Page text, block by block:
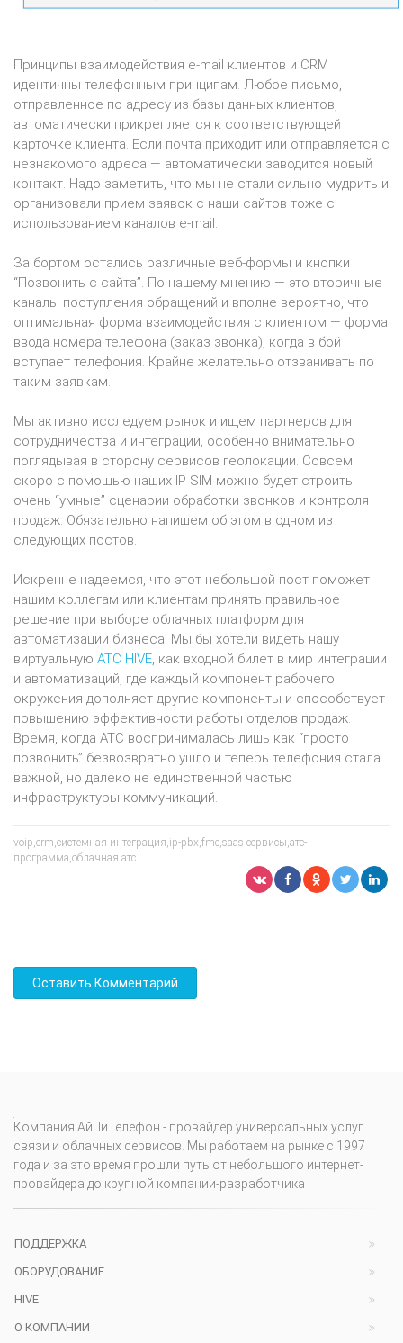
Принципы взаимодействия e-mail клиентов и CRM
идентичны телефонным принципам. Любое письмо,
отправленное по адресу из базы данных клиентов,
автоматически прикрепляется к соответствующей
карточке клиента. Если почта приходит или отправляется с
незнакомого адреса — автоматически заводится новый
контакт. Надо заметить, что мы не стали сильно мудрить и
организовали прием заявок с наши сайтов тоже с
использованием каналов e-mail.
За бортом остались различные веб-формы и кнопки
“Позвонить с сайта”. По нашему мнению — это вторичные
каналы поступления обращений и вполне вероятно, что
оптимальная форма взаимодействия с клиентом — форма
ввода номера телефона (заказ звонка), когда в бой
вступает телефония. Крайне желательно отзванивать по
таким заявкам.
Мы активно исследуем рынок и ищем партнеров для
сотрудничества и интеграции, особенно внимательно
поглядывая в сторону сервисов геолокации. Совсем
скоро с помощью наших IP SIM можно будет строить
очень “умные” сценарии обработки звонков и контроля
продаж. Обязательно напишем об этом в одном из
следующих постов.
Искренне надеемся, что этот небольшой пост поможет
нашим коллегам или клиентам принять правильное
решение при выборе облачных платформ для
автоматизации бизнеса. Мы бы хотели видеть нашу
виртуальную АТС HIVE, как входной билет в мир интеграции
и автоматизаций, где каждый компонент рабочего
окружения дополняет другие компоненты и способствует
повышению эффективности работы отделов продаж.
Время, когда АТС воспринималась лишь как “просто
позвонить” безвозвратно ушло и теперь телефония стала
важной, но далеко не единственной частью
инфраструктуры коммуникаций.
voip,crm,системная интеграция,ip-pbx,fmc,saas сервисы,атс-
программа,облачная атс
Компания АйПиТелефон - провайдер универсальных услуг
связи и облачных сервисов. Мы работаем на рынке с 1997
года и за это время прошли путь от небольшого интернет-
провайдера до крупной компании-разработчика
ПОДДЕРЖКА
ОБОРУДОВАНИЕ
HIVE
О КОМПАНИИ